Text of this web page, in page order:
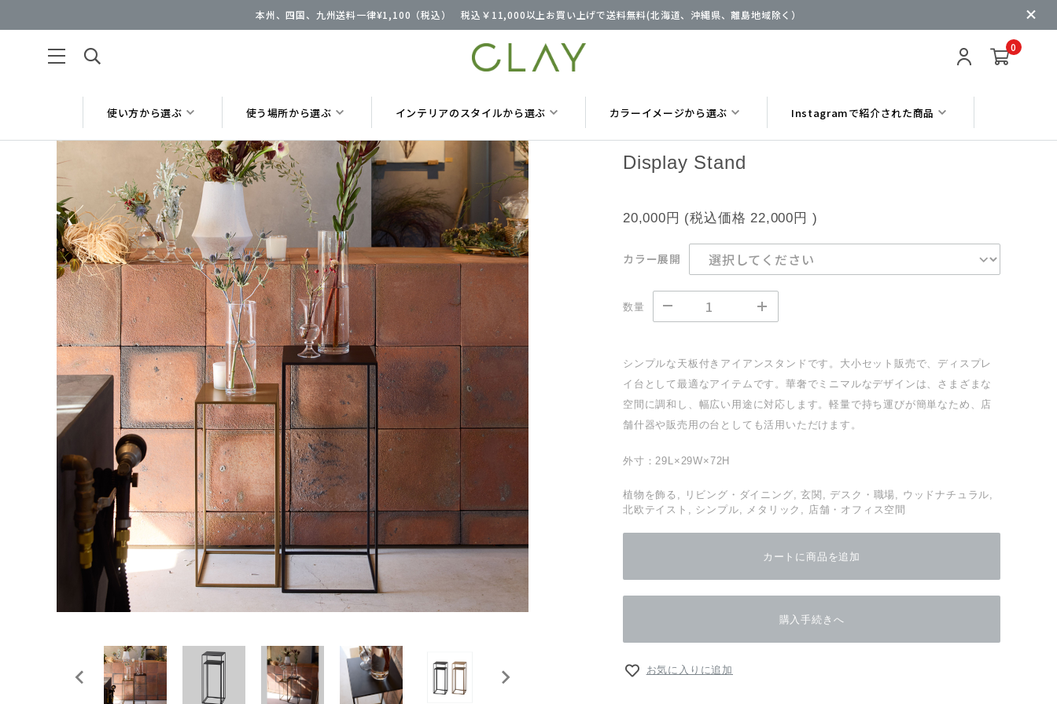
本州、四国、九州送料一律¥1,100（税込） 税込￥11,000以上お買い上げで送料無料(北海道、沖縄県、離島地域除く）
0
使い方から選ぶ 使う場所から選ぶ インテリアのスタイルから選ぶ カラーイメージから選ぶ Instagramで紹介された商品
Display Stand
20,000円 (税込価格22,000円 )
カラー展開
数量
シンプルな天板付きアイアンスタンドです。大小セット販売で、ディスプレ
イ台として最適なアイテムです。華奢でミニマルなデザインは、さまざまな
空間に調和し、幅広い用途に対応します。軽量で持ち運びが簡単なため、店
舗什器や販売用の台としても活用いただけます。
外寸：29L×29W×72H
植物を飾る, リビング・ダイニング, 玄関, デスク・職場, ウッドナチュラル,
北欧テイスト, シンプル, メタリック, 店舗・オフィス空間
カートに商品を追加
購入手続きへ
お気に入りに追加